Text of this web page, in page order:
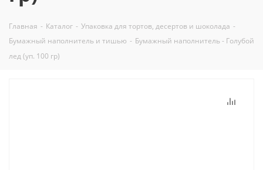
Главная - Каталог - Упаковка для тортов, десертов и шоколада -
Бумажный наполнитель и тишью - Бумажный наполнитель - Голубой
лед (уп. 100 гр)